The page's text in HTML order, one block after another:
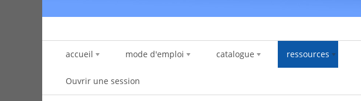
accueil mode d'emploi catalogue ressources
Ouvrir une session